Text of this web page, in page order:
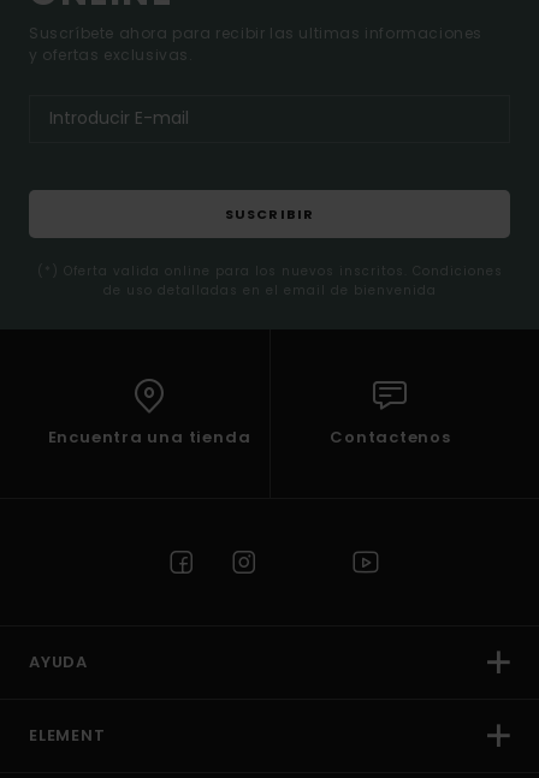
Suscríbete ahora para recibir las ultimas informaciones
y ofertas exclusivas.
SUSCRIBIR
(*) Oferta valida online para los nuevos inscritos. Condiciones
de uso detalladas en el email de bienvenida
Encuentra una tienda Contactenos
AYUDA
ELEMENT